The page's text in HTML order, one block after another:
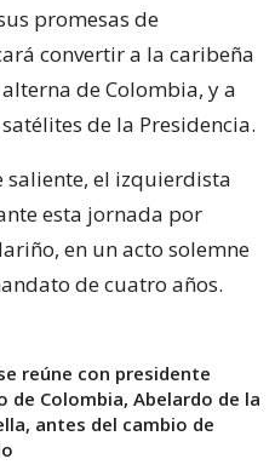
promesas de
convertir a la caribeña
de Colombia, y a
de la Presidencia.
saliente, el izquierdista
esta jornada por
en un acto solemne
de cuatro años.
reúne con presidente
de Colombia, Abelardo de la
antes del cambio de